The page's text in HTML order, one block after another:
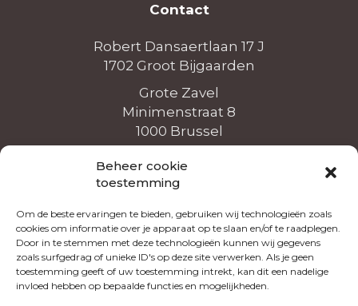
Beheer cookie
toestemming
Om de beste ervaringen te bieden, gebruiken wij technologieën zoals
cookies om informatie over je apparaat op te slaan en/of te raadplegen.
Door in te stemmen met deze technologieën kunnen wij gegevens
zoals surfgedrag of unieke ID's op deze site verwerken. Als je geen
toestemming geeft of uw toestemming intrekt, kan dit een nadelige
invloed hebben op bepaalde functies en mogelijkheden.
Contact
Robert Dansaertlaan 17 J
1702 Groot Bijgaarden
Grote Zavel
Minimenstraat 8
1000 Brussel
info@vandender.eu
+32 (0)2 465 36 26
Openingsuren